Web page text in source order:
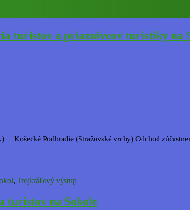
turistov a priaznivcov turistiky na
Košecké Podhradie (Stražovské vrchy) Odchod
, Trojkráľový výstup
na Sokole